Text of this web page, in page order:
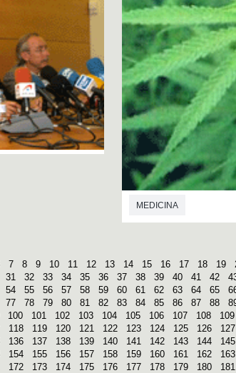
MEDICINA
7 8 9 10 11 12 13 14 15 16 17 18 19
31 32 33 34 35 36 37 38 39 40 41 42
54 55 56 57 58 59 60 61 62 63 64 65
77 78 79 80 81 82 83 84 85 86 87 88
100 101 102 103 104 105 106 107 108 109
118 119 120 121 122 123 124 125 126 127
136 137 138 139 140 141 142 143 144 145
154 155 156 157 158 159 160 161 162 163
172 173 174 175 176 177 178 179 180 181